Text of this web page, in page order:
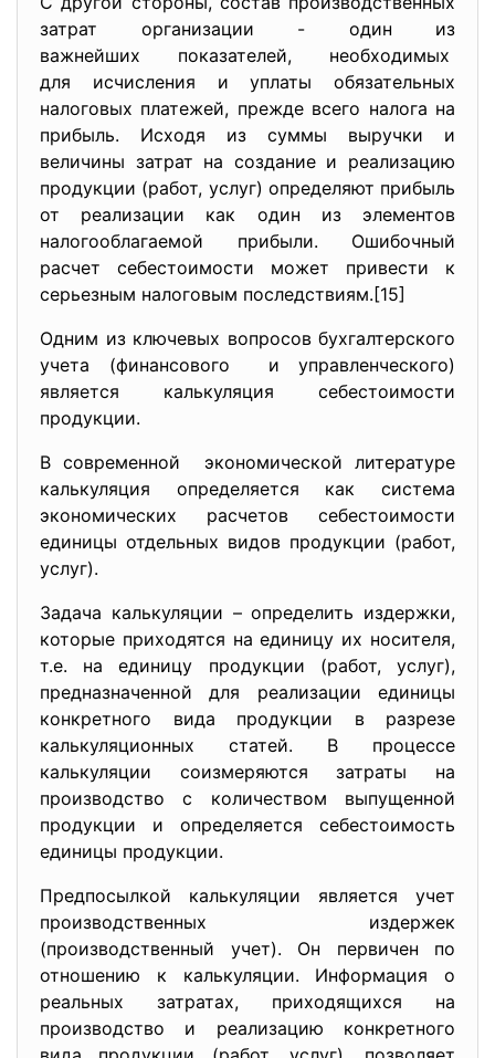
затрат организации - один из
важнейших показателей, необходимых
для исчисления и уплаты обязательных
налоговых платежей, прежде всего налога на
прибыль. Исходя из суммы выручки и
величины затрат на создание и реализацию
продукции (работ, услуг) определяют прибыль
от реализации как один из элементов
налогооблагаемой прибыли. Ошибочный
расчет себестоимости может привести к
серьезным налоговым последствиям.[15]
Одним из ключевых вопросов бухгалтерского
учета (финансового и управленческого)
является калькуляция себестоимости
продукции.
В современной экономической литературе
калькуляция определяется как система
экономических расчетов себестоимости
единицы отдельных видов продукции (работ,
услуг).
Задача калькуляции – определить издержки,
которые приходятся на единицу их носителя,
т.е. на единицу продукции (работ, услуг),
предназначенной для реализации единицы
конкретного вида продукции в разрезе
калькуляционных статей. В процессе
калькуляции соизмеряются затраты на
производство с количеством выпущенной
продукции и определяется себестоимость
единицы продукции.
Предпосылкой калькуляции является учет
производственных издержек
(производственный учет). Он первичен по
отношению к калькуляции. Информация о
реальных затратах, приходящихся на
производство и реализацию конкретного